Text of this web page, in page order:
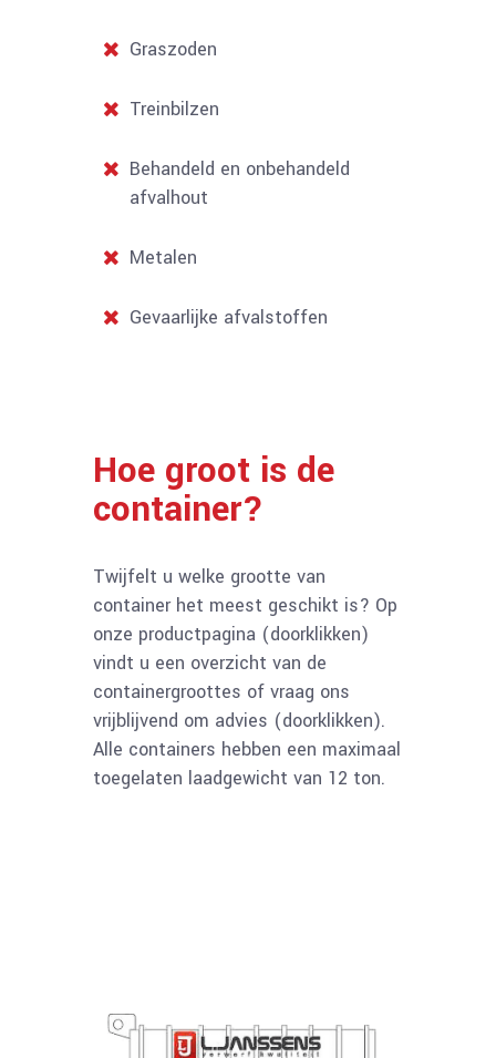
Graszoden
Treinbilzen
Behandeld en onbehandeld
afvalhout
Metalen
Gevaarlijke afvalstoffen
Hoe groot is de
container?
Twijfelt u welke grootte van
container het meest geschikt is? Op
onze productpagina (doorklikken)
vindt u een overzicht van de
containergroottes of vraag ons
vrijblijvend om advies (doorklikken).
Alle containers hebben een maximaal
toegelaten laadgewicht van 12 ton.